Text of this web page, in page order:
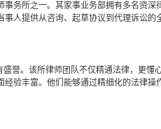
务所之一。其家事业务部拥有多名资
人提供从咨询、起草协议到代理诉讼的
誉。该所律师团队不仅精通法律，更懂
验丰富。他们能够通过精细化的法律操